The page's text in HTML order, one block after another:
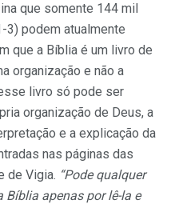
que somente 144 mil
3) podem atualmente
que a Bíblia é um livro de
organização e não a
livro só pode ser
organização de Deus, a
e a explicação da
nas páginas das
de Vigia. “Pode qualquer
Bíblia apenas por lê-la e